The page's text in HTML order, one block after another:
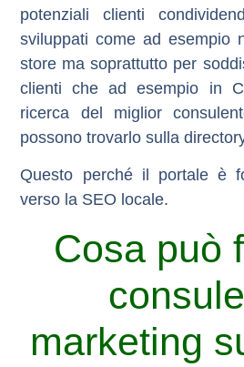
potenziali clienti
sviluppati come ad esempio
store ma soprattutto per
clienti che ad esempio in
ricerca del miglior
possono trovarlo sulla
Questo perché il portale è
verso la SEO locale.
Cosa può
marketing